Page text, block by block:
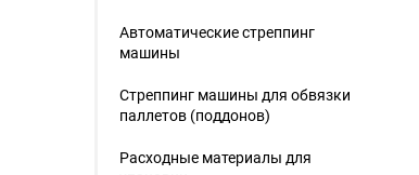
Автоматические стреппинг
машины
Стреппинг машины для обвязки
паллетов (поддонов)
Расходные материалы для